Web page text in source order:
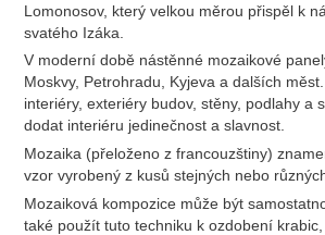
Lomonosov, který velkou měrou přispěl k
svatého Izáka.
V moderní době nástěnné mozaikové
Moskvy, Petrohradu, Kyjeva a dalších
interiéry, exteriéry budov, stěny, podlahy a
dodat interiéru jedinečnost a slavnost.
Mozaika (přeloženo z francouzštiny)
vzor vyrobený z kusů stejných nebo
Mozaiková kompozice může být
také použít tuto techniku ​​k ozdobení